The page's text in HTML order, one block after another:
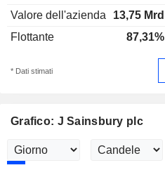
Valore dell'azienda
13,75 Mrd
Flottante
87,31%
* Dati stimati
Grafico: J Sainsbury plc